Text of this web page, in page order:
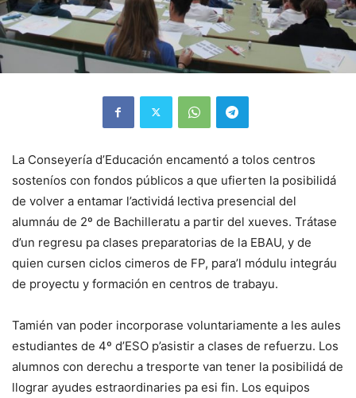
La Conseyería d’Educación encamentó a tolos centros
sosteníos con fondos públicos a que ufierten la posibilidá
de volver a entamar l’actividá lectiva presencial del
alumnáu de 2º de Bachilleratu a partir del xueves. Trátase
d’un regresu pa clases preparatorias de la EBAU, y de
quien cursen ciclos cimeros de FP, para’l módulu integráu
de proyectu y formación en centros de trabayu.
Tamién van poder incorporase voluntariamente a les aules
estudiantes de 4º d’ESO p’asistir a clases de refuerzu. Los
alumnos con derechu a tresporte van tener la posibilidá de
llograr ayudes estraordinaries pa esi fin. Los equipos